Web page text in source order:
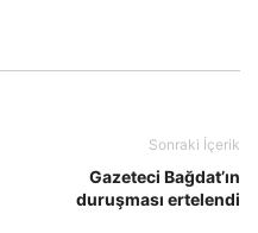
Sonraki İçerik
Gazeteci Bağdat’ın
duruşması ertelendi